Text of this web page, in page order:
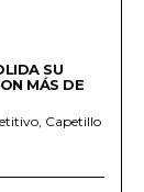
SU
MÁS DE
Capetillo